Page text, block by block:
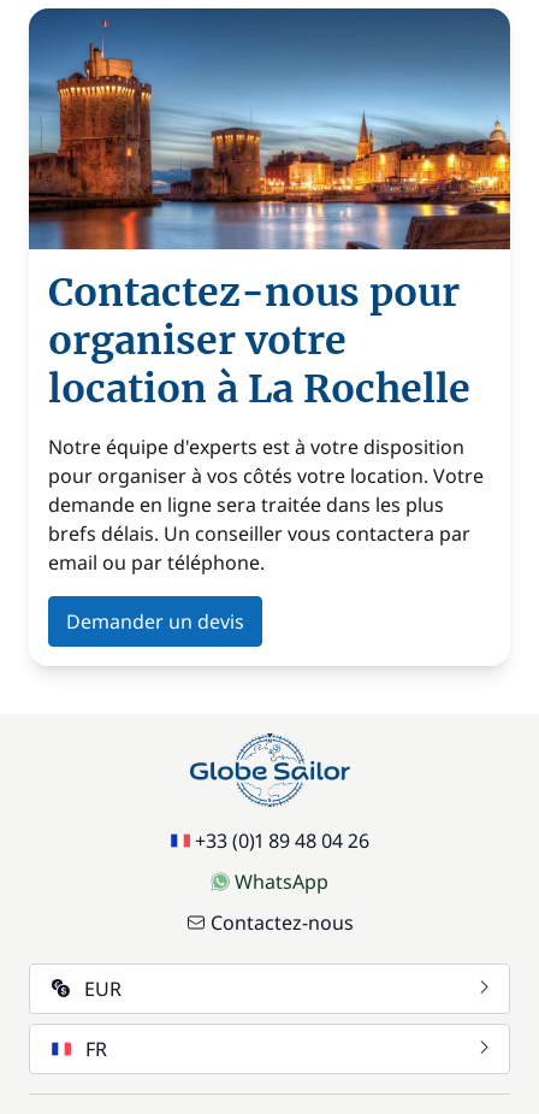
Contactez-nous pour
organiser votre
location à La Rochelle
Notre équipe d'experts est à votre disposition
pour organiser à vos côtés votre location. Votre
demande en ligne sera traitée dans les plus
brefs délais. Un conseiller vous contactera par
email ou par téléphone.
Demander un devis
+33 (0)1 89 48 04 26
WhatsApp
Contactez-nous
EUR
FR